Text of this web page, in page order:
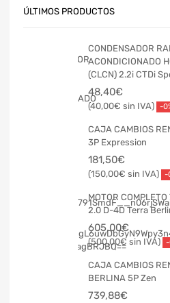
ÚLTIMOS PRODUCTOS
CONDENSADOR
ACONDICIONADO
(CLCN) 2.2i CTDi
48,40€
40,00€ -
CAJA CAMBIOS
3P Expression
181,50€
150,00€ -
MOTOR
2.0 D-4D Terra
605,00€
500,00€ -
CAJA CAMBIOS
BERLINA 5P Zen
739,88€